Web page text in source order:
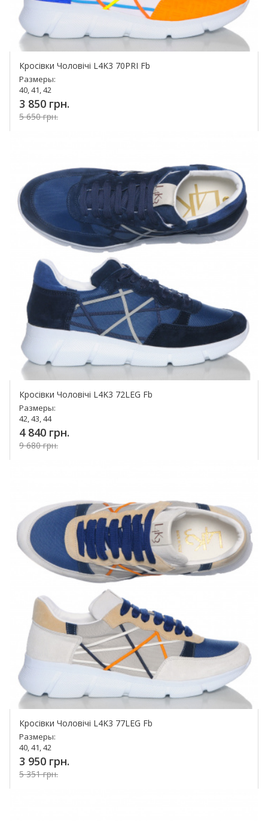
Кросівки Чоловічі L4K3 70PRI Fb
Размеры:
40, 41, 42
3 850 грн.
5 650 грн.
Кросівки Чоловічі L4K3 72LEG Fb
Размеры:
42, 43, 44
4 840 грн.
9 680 грн.
Кросівки Чоловічі L4K3 77LEG Fb
Размеры:
40, 41, 42
3 950 грн.
5 351 грн.